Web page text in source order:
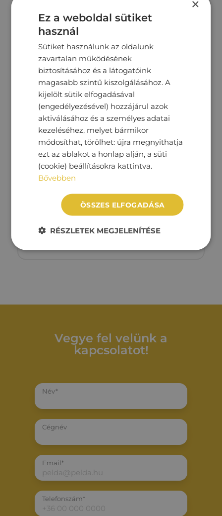
BMW 530
Dízel Automata
Vegye fel velünk a
kapcsolatot!
Név*
Cégnév
Email*
Telefonszám*
×
Ez a weboldal sütiket
használ
Sütiket használunk az oldalunk
zavartalan működésének
biztosításához és a látogatóink
magasabb szintű kiszolgálásához. A
kijelölt sütik elfogadásával
(engedélyezésével) hozzájárul azok
aktiválásához és a személyes adatai
kezeléséhez, melyet bármikor
módosíthat, törölhet: újra megnyithatja
ezt az ablakot a honlap alján, a süti
(cookie) beállításokra kattintva.
Bővebben
ÖSSZES ELFOGADÁSA
RÉSZLETEK MEGJELENÍTÉSE